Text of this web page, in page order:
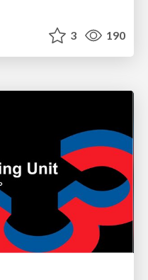
3 190